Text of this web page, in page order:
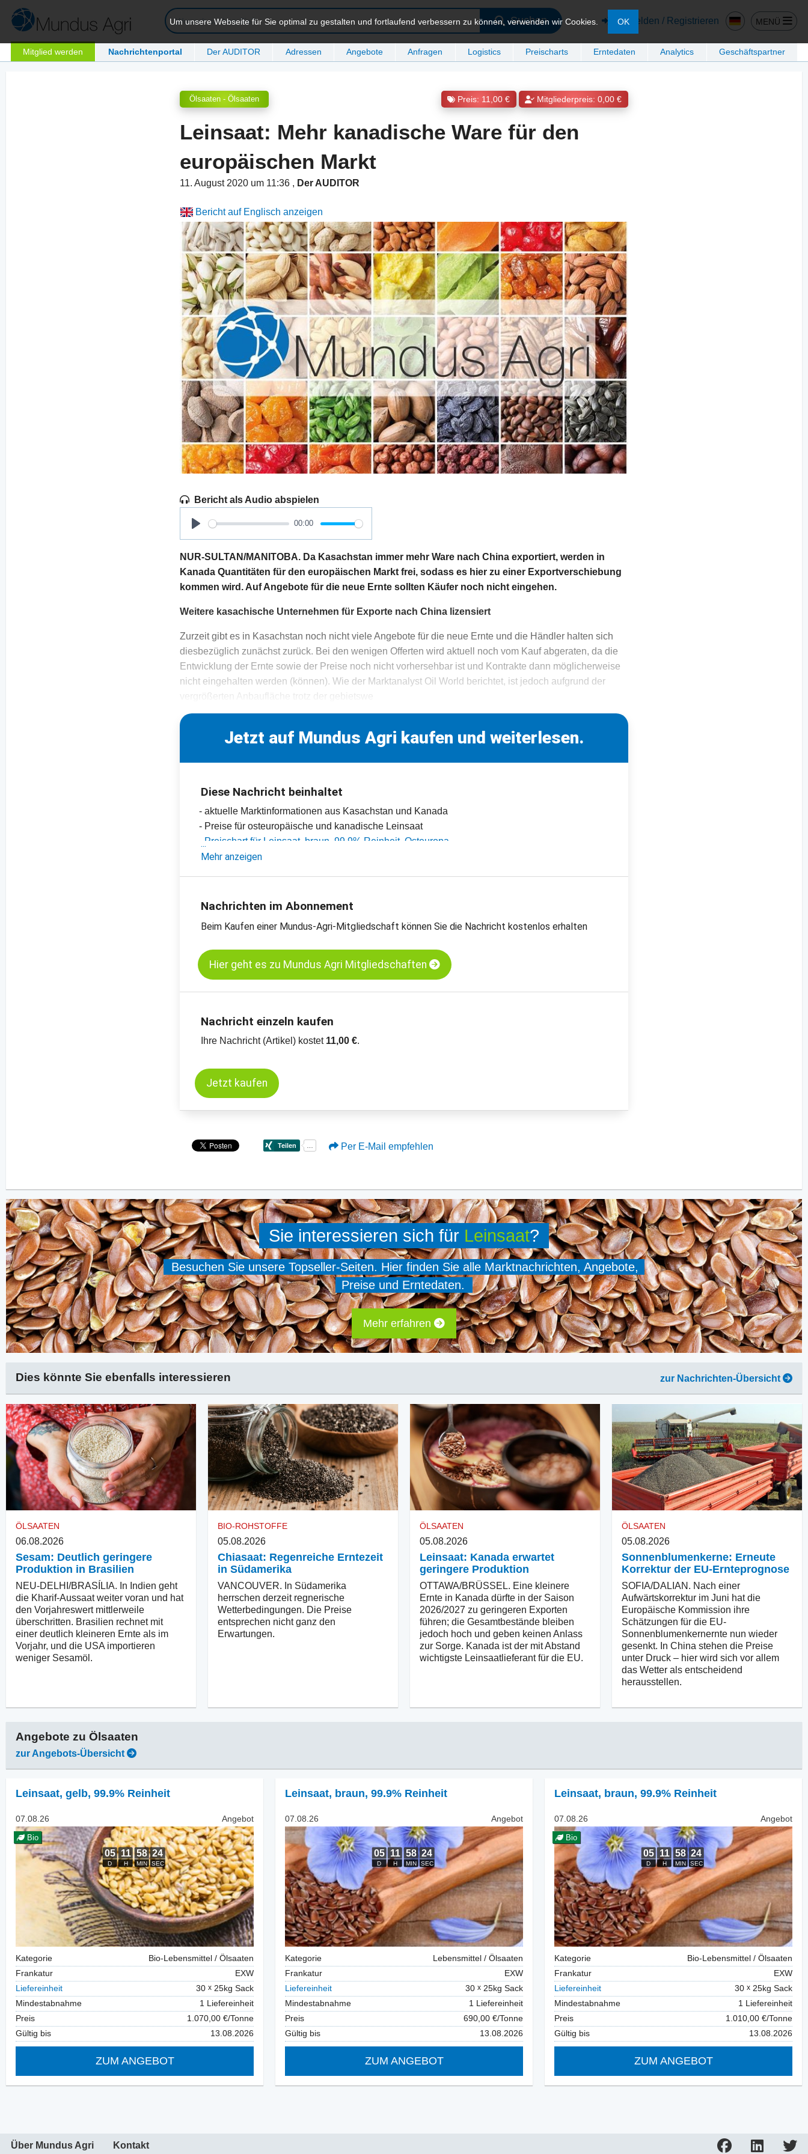
Suchen Anmelden / Registrieren MENÜ
Mitglied werden Nachrichtenportal Der AUDITOR Adressen Angebote Anfragen Logistics Preischarts Erntedaten Analytics Geschäftspartner
Um unsere Webseite für Sie optimal zu gestalten und fortlaufend verbessern zu können, verwenden wir Cookies. OK
Ölsaaten - Ölsaaten Preis: 11,00 € Mitgliederpreis: 0,00 €
Leinsaat: Mehr kanadische Ware für den
europäischen Markt
11. August 2020 um 11:36 , Der AUDITOR
Bericht auf Englisch anzeigen
Bericht als Audio abspielen
Play
00:00
NUR-SULTAN/MANITOBA. Da Kasachstan immer mehr Ware nach China exportiert, werden in
Kanada Quantitäten für den europäischen Markt frei, sodass es hier zu einer Exportverschiebung
kommen wird. Auf Angebote für die neue Ernte sollten Käufer noch nicht eingehen.
Weitere kasachische Unternehmen für Exporte nach China lizensiert
Zurzeit gibt es in Kasachstan noch nicht viele Angebote für die neue Ernte und die Händler halten sich
diesbezüglich zunächst zurück. Bei den wenigen Offerten wird aktuell noch vom Kauf abgeraten, da die
Entwicklung der Ernte sowie der Preise noch nicht vorhersehbar ist und Kontrakte dann möglicherweise
nicht eingehalten werden (können). Wie der Marktanalyst Oil World berichtet, ist jedoch aufgrund der
vergrößerten Anbaufläche trotz der gebietswe
Jetzt auf Mundus Agri kaufen und weiterlesen.
Diese Nachricht beinhaltet
- aktuelle Marktinformationen aus Kasachstan und Kanada
- Preise für osteuropäische und kanadische Leinsaat
Preischart für Leinsaat, braun, 99.9% Reinheit, Osteuropa
-weitere Preischarts
Mehr anzeigen
Nachrichten im Abonnement
Beim Kaufen einer Mundus-Agri-Mitgliedschaft können Sie die Nachricht kostenlos erhalten
Hier geht es zu Mundus Agri Mitgliedschaften
Nachricht einzeln kaufen
Ihre Nachricht (Artikel) kostet 11,00 €.
Jetzt kaufen
Per E-Mail empfehlen
Sie interessieren sich für Leinsaat?
Besuchen Sie unsere Topseller-Seiten. Hier finden Sie alle Marktnachrichten, Angebote,
Preise und Erntedaten.
Mehr erfahren
Dies könnte Sie ebenfalls interessieren zur Nachrichten-Übersicht
ÖLSAATEN
06.08.2026
Sesam: Deutlich geringere
Produktion in Brasilien
NEU-DELHI/BRASÍLIA. In Indien geht
die Kharif-Aussaat weiter voran und hat
den Vorjahreswert mittlerweile
überschritten. Brasilien rechnet mit
einer deutlich kleineren Ernte als im
Vorjahr, und die USA importieren
weniger Sesamöl.
BIO-ROHSTOFFE
05.08.2026
Chiasaat: Regenreiche Erntezeit
in Südamerika
VANCOUVER. In Südamerika
herrschen derzeit regnerische
Wetterbedingungen. Die Preise
entsprechen nicht ganz den
Erwartungen.
ÖLSAATEN
05.08.2026
Leinsaat: Kanada erwartet
geringere Produktion
OTTAWA/BRÜSSEL. Eine kleinere
Ernte in Kanada dürfte in der Saison
2026/2027 zu geringeren Exporten
führen; die Gesamtbestände bleiben
jedoch hoch und geben keinen Anlass
zur Sorge. Kanada ist der mit Abstand
wichtigste Leinsaatlieferant für die EU.
ÖLSAATEN
05.08.2026
Sonnenblumenkerne: Erneute
Korrektur der EU-Ernteprognose
SOFIA/DALIAN. Nach einer
Aufwärtskorrektur im Juni hat die
Europäische Kommission ihre
Schätzungen für die EU-
Sonnenblumenkernernte nun wieder
gesenkt. In China stehen die Preise
unter Druck – hier wird sich vor allem
das Wetter als entscheidend
herausstellen.
Angebote zu Ölsaaten
zur Angebots-Übersicht
Leinsaat, gelb, 99.9% Reinheit
07.08.26 Angebot
Bio
Kategorie
Bio-Lebensmittel / Ölsaaten
Frankatur
EXW
Liefereinheit
30
25kg Sack
Mindestabnahme
1 Liefereinheit
Preis
1.070,00 €/Tonne
Gültig bis
13.08.2026
ZUM ANGEBOT
Leinsaat, braun, 99.9% Reinheit
07.08.26 Angebot
Kategorie
Lebensmittel / Ölsaaten
Frankatur
EXW
Liefereinheit
30
25kg Sack
Mindestabnahme
1 Liefereinheit
Preis
690,00 €/Tonne
Gültig bis
13.08.2026
ZUM ANGEBOT
Leinsaat, braun, 99.9% Reinheit
07.08.26 Angebot
Bio
Kategorie
Bio-Lebensmittel / Ölsaaten
Frankatur
EXW
Liefereinheit
30
25kg Sack
Mindestabnahme
1 Liefereinheit
Preis
1.010,00 €/Tonne
Gültig bis
13.08.2026
ZUM ANGEBOT
Über Mundus Agri Kontakt